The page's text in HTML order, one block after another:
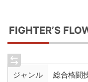
FIGHTER’S
ジャンル 総合格